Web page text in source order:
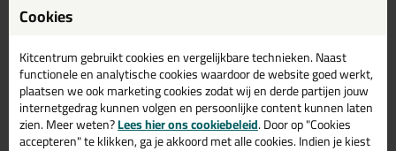
Geschikte ondergronden voor de
Ottoseal S110
De Ottoseal S110 hecht heel erg goed op bijna alle
veelvoorkomende materialen zoals: hout, metaal, kunststof, glas,
acrylsanitair, aluminium, beton, lood, edelstaal, ijzer, keramiek,
kunststofprofielen, koper, pleister, PVC-hard en nog meer!
Voor een volledig overzicht van alle geschikte ondergronden
Cookies
Kitcentrum gebruikt cookies en vergelijkbare technieken. Naast
functionele en analytische cookies waardoor de website goed werkt,
plaatsen we ook marketing cookies zodat wij en derde partijen jouw
internetgedrag kunnen volgen en persoonlijke content kunnen laten
zien. Meer weten?Lees hier ons cookiebeleid. Door op "Cookies
accepteren" te klikken, ga je akkoord met alle cookies. Indien je kiest